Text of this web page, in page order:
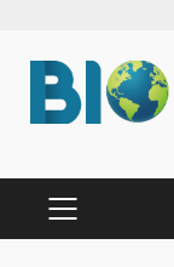
Inhalt
springen
PRIMÄRES
MENÜ